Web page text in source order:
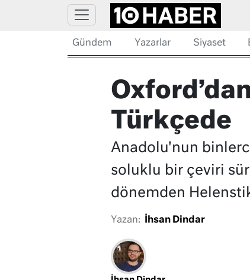
Gündem Yazarlar Siyaset
Türkçede
Anadolu'nun
soluklu bir çeviri
dönemden
Yazan: İhsan Dindar